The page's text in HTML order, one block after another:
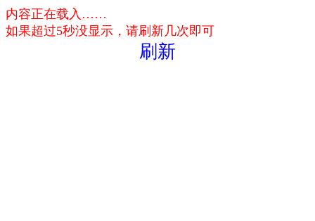
内容正在载入……
如果超过5秒没显示，请刷新几次即可
刷新